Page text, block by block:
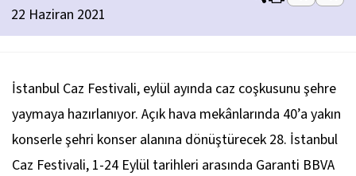
22 Haziran 2021
İstanbul Caz Festivali, eylül ayında caz coşkusunu şehre
yaymaya hazırlanıyor. Açık hava mekânlarında 40’a yakın
konserle şehri konser alanına dönüştürecek 28. İstanbul
Caz Festivali, 1-24 Eylül tarihleri arasında Garanti BBVA